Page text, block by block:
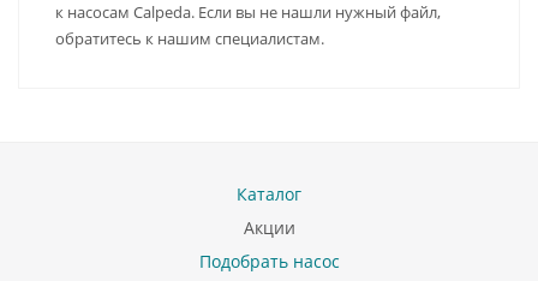
к насосам Calpeda. Если вы не нашли нужный файл,
обратитесь к нашим специалистам.
Каталог
Акции
Подобрать насос